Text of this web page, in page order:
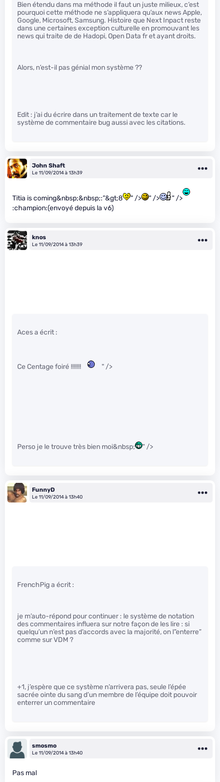
Bien étendu dans ma méthode il faut un juste milieux, c’est
pourquoi cette méthode ne s’appliquera qu’aux news Apple,
Google, Microsoft, Samsung. Histoire que Next Inpact reste
dans une certaines exception culturelle en promouvant les
news qui traite de de Hadopi, Open Data fr et ayant droits.
Alors, n’est-il pas génial mon système ??
Edit : j’ai du écrire dans un traitement de texte car le
système de commentaire bug aussi avec les citations.
John Shaft
Le 11/09/2014 à 13h39
Titia is coming&nbsp;&nbsp;:”&gt;8 " /> " />
" />
:champion:(envoyé depuis la v6)
knos
Le 11/09/2014 à 13h39
Aces a écrit :
Ce Centage foiré !!!!!!! " />
Perso je le trouve très bien moi&nbsp; " />
FunnyD
Le 11/09/2014 à 13h40
FrenchPig a écrit :
je m’auto-répond pour continuer : le système de notation
des commentaires influera sur notre façon de les lire : si
quelqu’un n’est pas d’accords avec la majorité, on l”enterre”
comme sur VDM ?
+1, j’espère que ce système n’arrivera pas, seule l’épée
sacrée ointe du sang d’un membre de l’équipe doit pouvoir
enterrer un commentaire
smosmo
Le 11/09/2014 à 13h40
Pas mal